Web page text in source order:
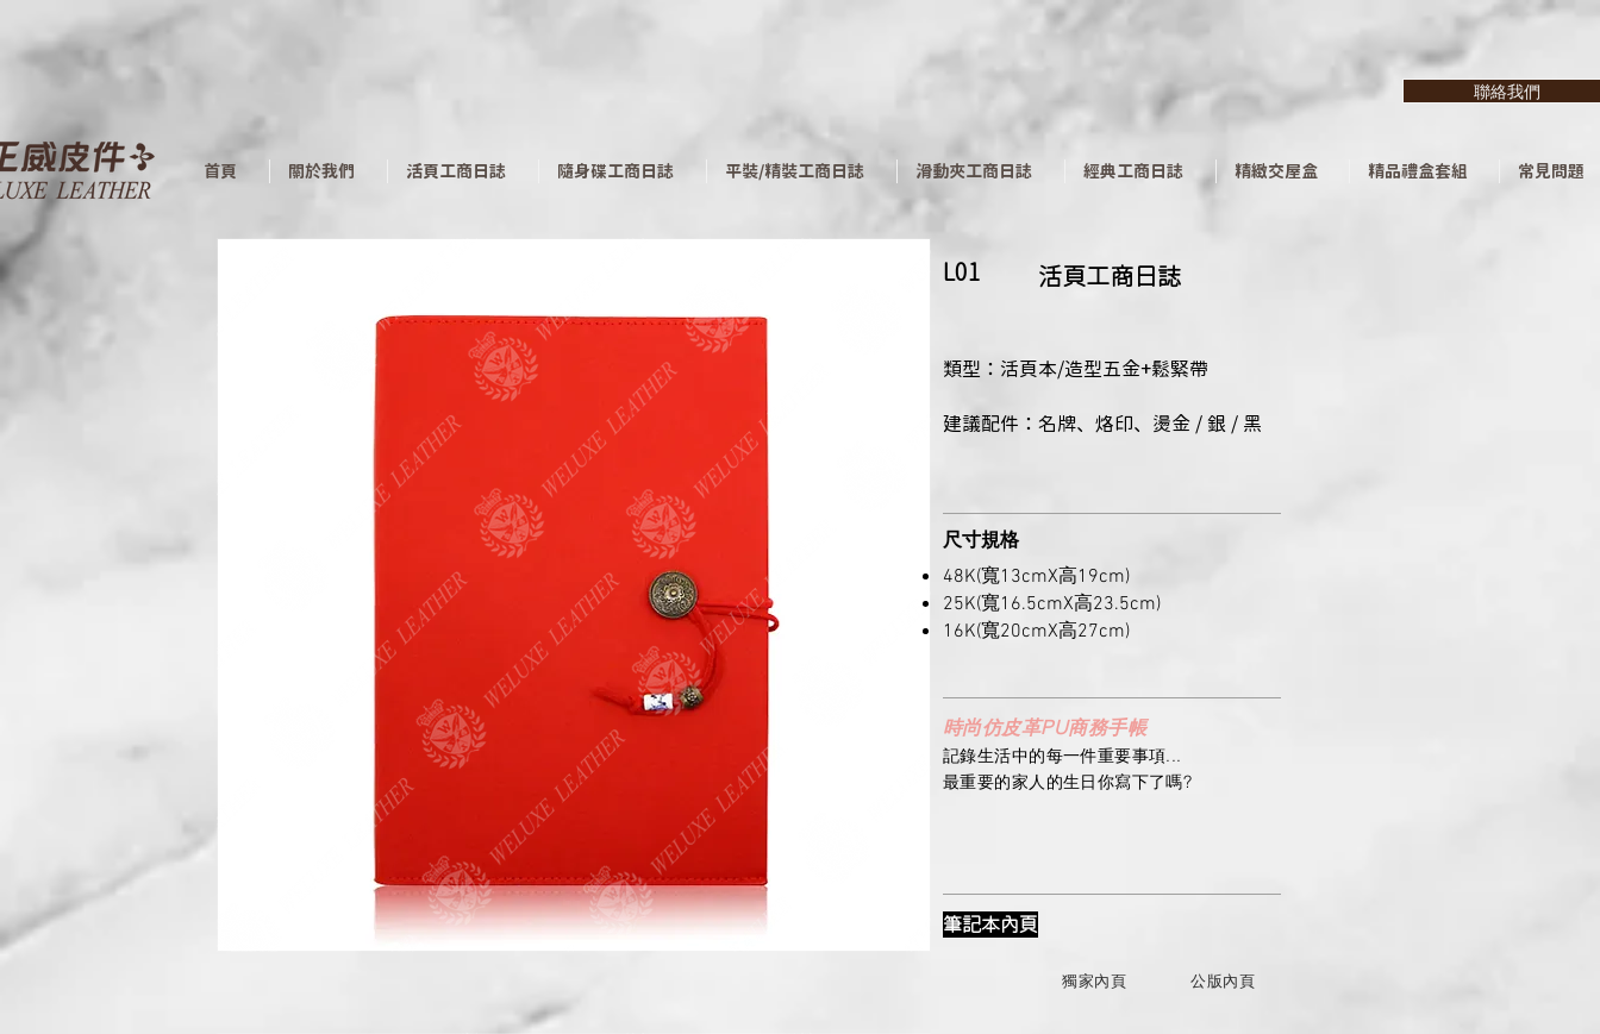
聯絡我們
首頁 關於我們 活頁工商日誌 ​隨身碟工商日誌 平裝/精裝工商日誌 滑動夾工商日誌 經典工商日誌 精緻交屋盒 精品禮盒套組 常見問題
L01 ​活頁工商日誌
類型：活頁本/造型五金+鬆緊帶
建議配件：名牌、烙印、燙金 / 銀 / 黑
尺寸規格
48K(寬13cmX高19cm)
25K(寬16.5cmX高23.5cm)
16K(寬20cmX高27cm)
時尚仿皮革PU商務手帳
記錄生活中的每一件重要事項...
最重要的家人的生日你寫下了嗎?
筆記本內頁
獨家內頁 公版內頁